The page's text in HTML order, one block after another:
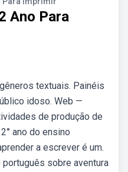
Ano Para
textuais. Painéis
idoso. Web —
de produção de
ano do ensino
a escrever é um.
sobre aventura